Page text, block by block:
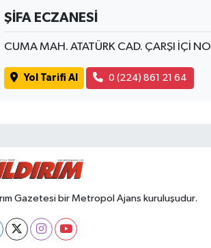
ŞİFA ECZANESİ
CUMA MAH. ATATÜRK CAD. ÇARŞI İÇİ
Yol Tarifi Al 0 (224) 861 21 64
Gazetesi bir Metropol Ajans kuruluşudur.